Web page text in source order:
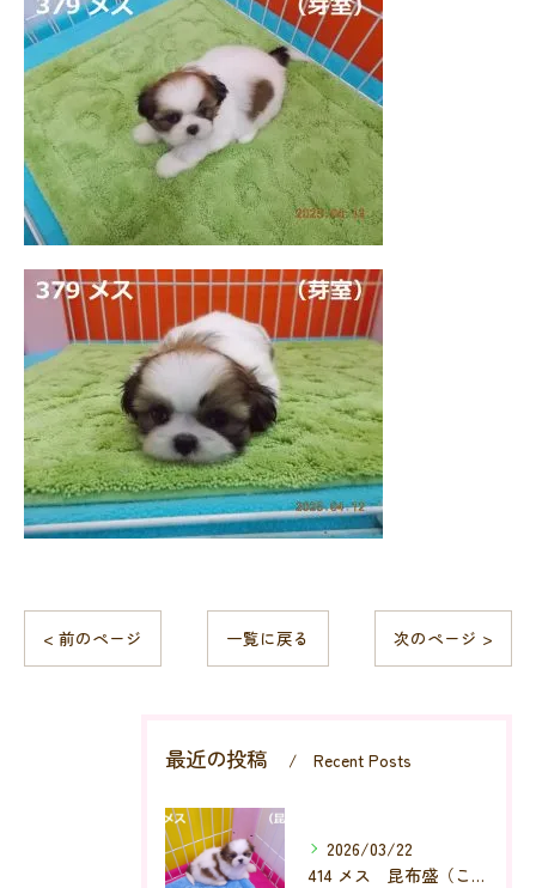
< 前のページ 一覧に戻る 次のページ >
最近の投稿 Recent Posts
2026/03/22
414 メス 昆布盛（こんぶもり）